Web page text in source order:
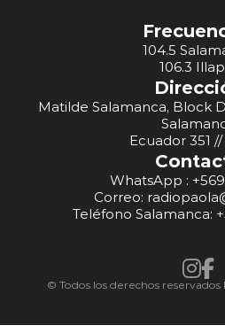
104.5
106.3
Matilde Salamanca, Block
Ecuador 351
WhatsApp :
Correo:
Teléfono Salamanca:
© Todos los derechos